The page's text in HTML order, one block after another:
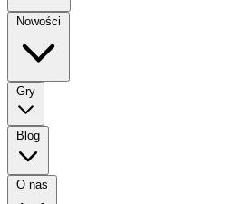
Nowości
Gry
Blog
O nas